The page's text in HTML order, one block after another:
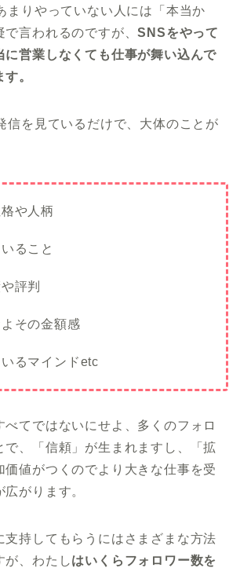
まりやっていない人には「本当か
言われるのですが、SNSをやって
に営業しなくても仕事が舞い込んで
。
信を見ているだけで、大体のことが
や人柄
ること
評判
よその金額感
いるマインドetc
べてではないにせよ、多くのフォロ
で、「信頼」が生まれますし、「拡
価値がつくのでより大きな仕事を受
がります。
支持してもらうにはさまざまな方法
が、わたしはいくらフォロワー数を